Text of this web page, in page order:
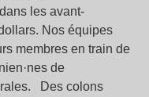
les avant-
Nos équipes
membres en train de
de
Des colons